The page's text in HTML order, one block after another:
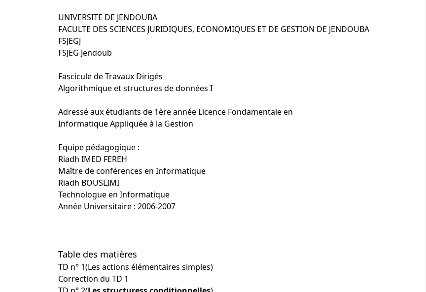
UNIVERSITE DE JENDOUBA
FACULTE DES SCIENCES JURIDIQUES, ECONOMIQUES ET DE GESTION DE JENDOUBA
FSJEGJ
FSJEG Jendoub
Fascicule de Travaux Dirigés
Algorithmique et structures de données I
Adressé aux étudiants de 1ère année Licence Fondamentale en
Informatique Appliquée à la Gestion
Equipe pédagogique :
Riadh IMED FEREH
Maître de conférences en Informatique
Riadh BOUSLIMI
Technologue en Informatique
Année Universitaire : 2006-2007
Table des matières
TD n° 1(Les actions élémentaires simples)
Correction du TD 1